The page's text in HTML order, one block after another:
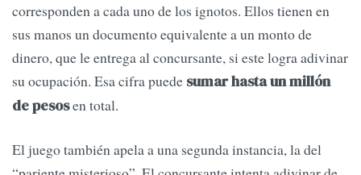
corresponden a cada uno de los ignotos. Ellos tienen en
sus manos un documento equivalente a un monto de
dinero, que le entrega al concursante, si este logra adivinar
su ocupación. Esa cifra puede sumar hasta un millón
de pesosen total.
El juego también apela a una segunda instancia, la del